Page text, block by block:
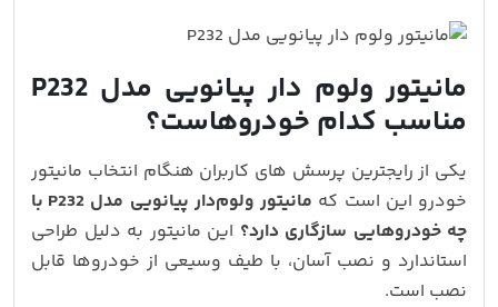
مانیتور ولوم دار پیانویی مدل P232
مناسب کدام خودروهاست؟
یکی از رایجترین پرسش‌ های کاربران هنگام انتخاب مانیتور
خودرو این است که مانیتور ولوم‌دار پیانویی مدل P232
با
چه خودروهایی سازگاری دارد؟ این مانیتور به‌ دلیل طراحی
استاندارد و نصب آسان، با طیف وسیعی از خودروها قابل
نصب است.